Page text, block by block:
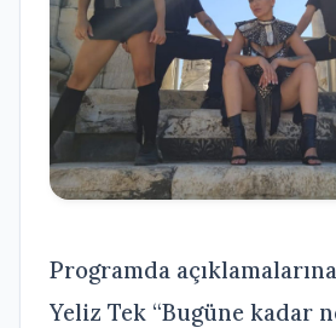
Programda
Yeliz Tek “Bugüne kadar